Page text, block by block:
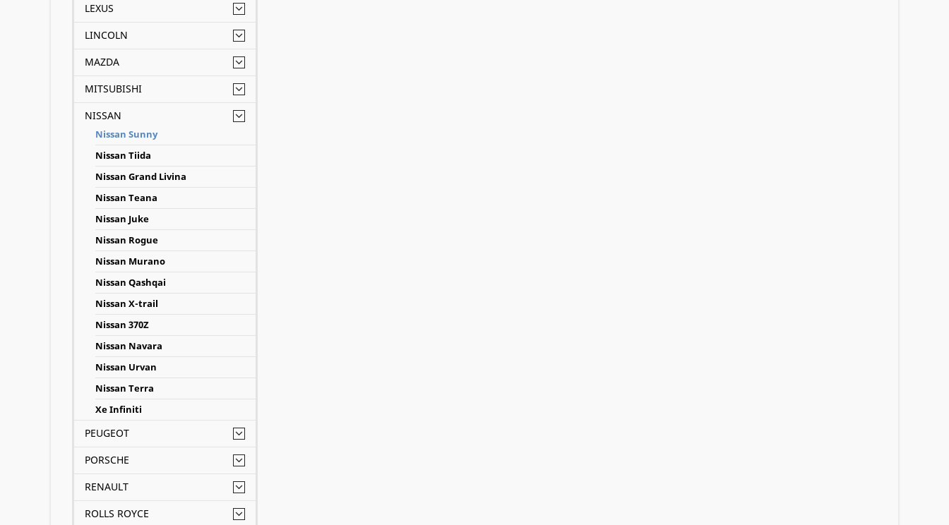
LEXUS
LINCOLN
MAZDA
MITSUBISHI
NISSAN
Nissan Sunny
Nissan Tiida
Nissan Grand Livina
Nissan Teana
Nissan Juke
Nissan Rogue
Nissan Murano
Nissan Qashqai
Nissan X-trail
Nissan 370Z
Nissan Navara
Nissan Urvan
Nissan Terra
Xe Infiniti
PEUGEOT
PORSCHE
RENAULT
ROLLS ROYCE